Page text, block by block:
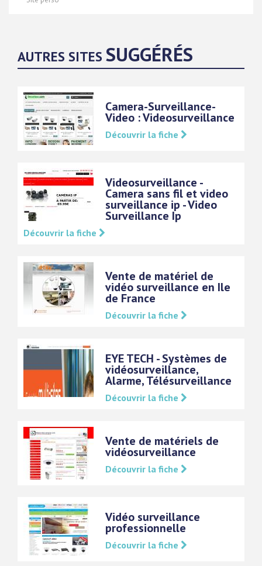
AUTRES SITES SUGGÉRÉS
Camera-Surveillance-
Video : Videosurveillance
Découvrir la fiche
Videosurveillance -
Camera sans fil et video
surveillance ip - Video
Surveillance Ip
Découvrir la fiche
Vente de matériel de
vidéo surveillance en Ile
de France
Découvrir la fiche
EYE TECH - Systèmes de
vidéosurveillance,
Alarme, Télésurveillance
Découvrir la fiche
Vente de matériels de
vidéosurveillance
Découvrir la fiche
Vidéo surveillance
professionnelle
Découvrir la fiche